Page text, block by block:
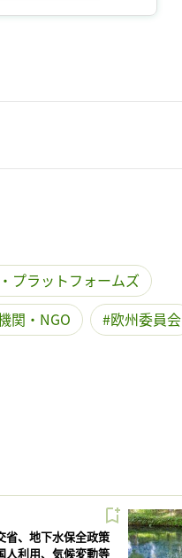
プラットフォームズ
関・NGO
欧州委員会
省、地下水保全政策
人利用、気候変動等